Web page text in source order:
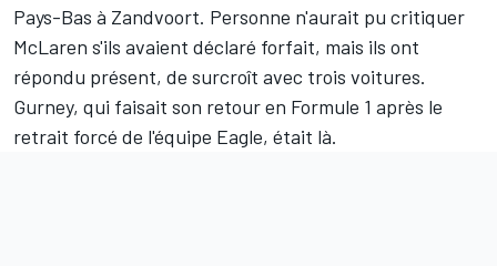
Pays-Bas à Zandvoort. Personne n'aurait pu critiquer
McLaren s'ils avaient déclaré forfait, mais ils ont
répondu présent, de surcroît avec trois voitures.
Gurney, qui faisait son retour en Formule 1 après le
retrait forcé de l'équipe Eagle, était là.